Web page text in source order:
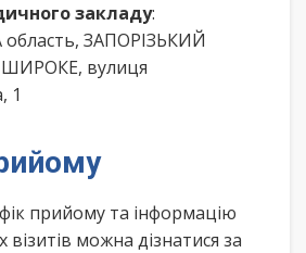
закладу:
ЗАПОРІЗЬКИЙ
ШИРОКЕ, вулиця
1
прийому та інформацію
можна дізнатися за